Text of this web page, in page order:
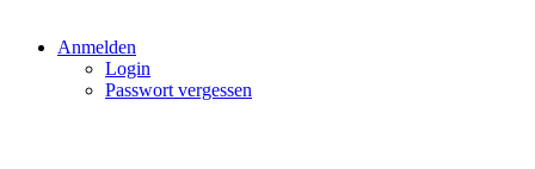
Anmelden
Login
Passwort vergessen